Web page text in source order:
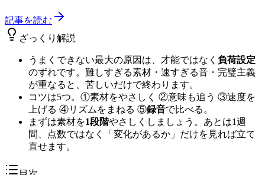
記事を読む
ざっくり解説
うまくできない最大の原因は、才能ではなく 負荷設定
のずれです。難しすぎる素材・速すぎる音・完璧主義
が重なると、苦しいだけで終わります。
コツは5つ。①素材をやさしく ②意味も追う ③速度を
上げる ④リズムをまねる ⑤録音で比べる。
まずは素材を1段階やさしくしましょう。あとは1週
間、点数ではなく「変化があるか」だけを見れば立て
直せます。